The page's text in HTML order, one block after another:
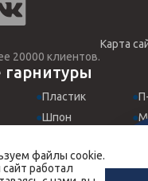
20000 клиентов.
Карта
Пластик
Шпон
Италия
файлы cookie.
работал